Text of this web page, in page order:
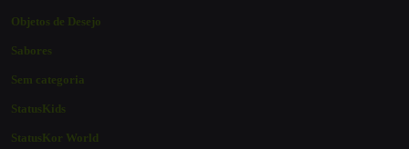
Objetos de Desejo
Sabores
Sem categoria
StatusKids
StatusKor World